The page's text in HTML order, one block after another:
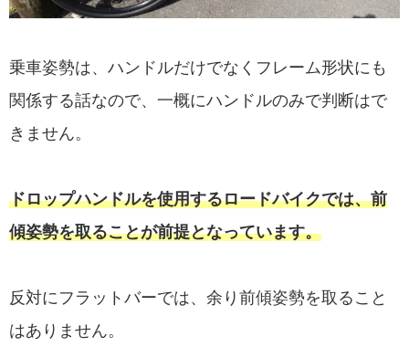
乗車姿勢は、ハンドルだけでなくフレーム形状にも
関係する話なので、一概にハンドルのみで判断はで
きません。
ドロップハンドルを使用するロードバイクでは、前
傾姿勢を取ることが前提となっています。
反対にフラットバーでは、余り前傾姿勢を取ること
はありません。